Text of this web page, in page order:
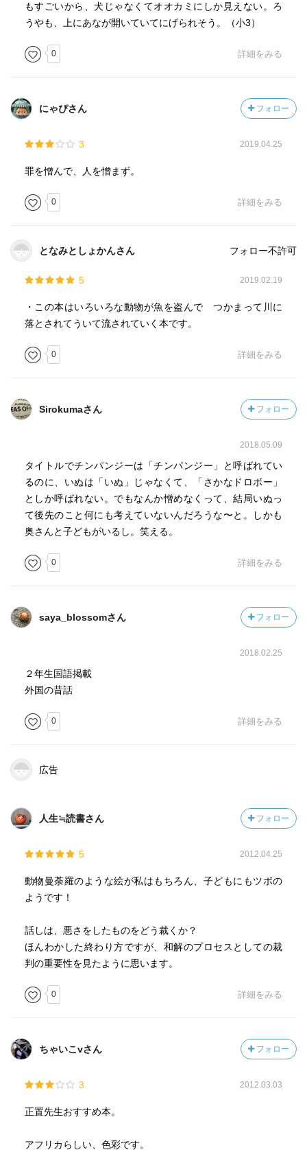
もすごいから、犬じゃなくてオオカミにしか見えない。ろ
うやも、上にあなが開いていてにげられそう。（小3）
0 詳細をみる
にゃぴさん フォロー
3 2019.04.25
罪を憎んで、人を憎まず。
0 詳細をみる
となみとしょかんさん フォロー不許可
5 2019.02.19
・この本はいろいろな動物が魚を盗んで つかまって川に
落とされてういて流されていく本です。
0 詳細をみる
Sirokumaさん フォロー
2018.05.09
タイトルでチンパンジーは「チンパンジー」と呼ばれてい
るのに、いぬは「いぬ」じゃなくて、「さかなドロボー」
としか呼ばれない。でもなんか憎めなくって、結局いぬっ
て後先のこと何にも考えていないんだろうな〜と。しかも
奥さんと子どもがいるし。笑える。
0 詳細をみる
saya_blossomさん フォロー
2018.02.25
２年生国語掲載
外国の昔話
0 詳細をみる
広告
人生≒読書さん フォロー
5 2012.04.25
動物曼荼羅のような絵が私はもちろん、子どもにもツボの
ようです！
話しは、悪さをしたものをどう裁くか？
ほんわかした終わり方ですが、和解のプロセスとしての裁
判の重要性を見たように思います。
0 詳細をみる
ちゃいこvさん フォロー
3 2012.03.03
正置先生おすすめ本。
アフリカらしい、色彩です。